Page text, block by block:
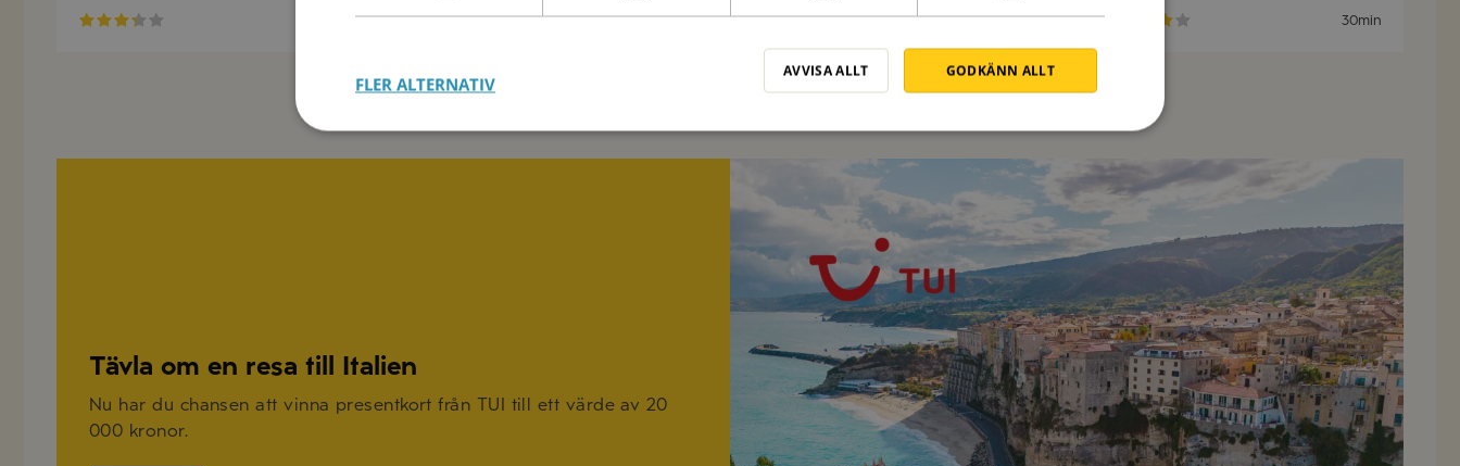
30min 30min 30min
Tävla om en resa till Italien
Nu har du chansen att vinna presentkort från TUI till ett värde av 20
000 kronor.
GODKÄNN ALLT
AVVISA ALLT
FLER ALTERNATIV